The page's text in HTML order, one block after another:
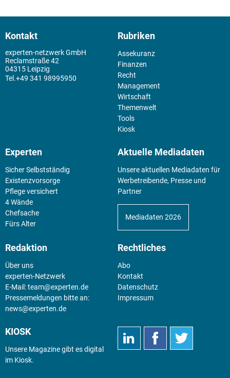
Kontakt
experten-netzwerk GmbH
Reclamstraße 42
04315 Leipzig
+49 341 98995950
Rubriken
Assekuranz
Finanzen
Recht
Management
Wirtschaft
Themenwelt
Tools
Kiosk
Experten
Sicher Selbstständig
Existenz­vorsorge
Pflege versichert
4 Wände
Chefsache
Fürs Alter
Aktuelle Mediadaten
Unsere aktuellen Mediadaten für
Werbetreibende, Presse und
Partner
Mediadaten 2026
Redaktion
Über uns
experten-Netzwerk
E-Mail:team@experten.de
Pressemeldungen bitte an:
news@experten.de
Rechtliches
Abo
Kontakt
Datenschutz
Impressum
KIOSK
Unsere Magazine gibt es digital
im Kiosk.